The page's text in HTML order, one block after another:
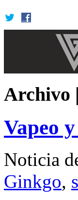
Archivo
Vapeo
Noticia
Ginkgo,